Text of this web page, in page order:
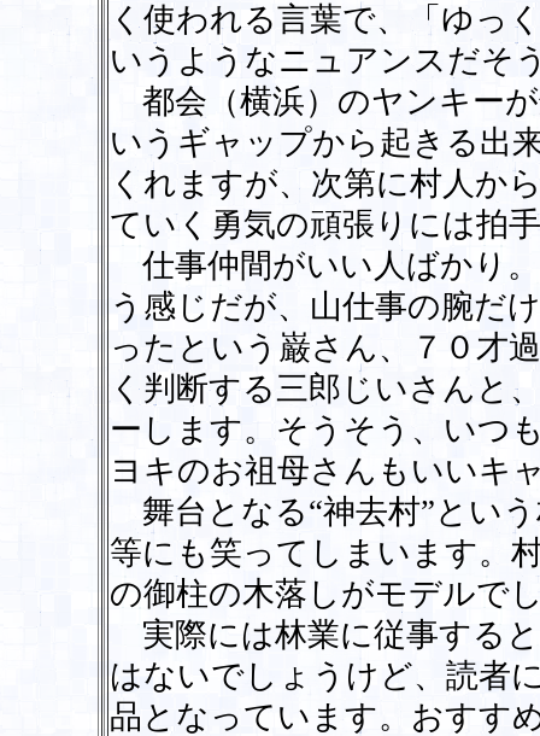
く使われる言葉で、「ゆっ
いうようなニュアンスだそ
都会（横浜）のヤンキー
いうギャップから起きる出
くれますが、次第に村人か
ていく勇気の頑張りには拍
仕事仲間がいい人ばかり
う感じだが、山仕事の腕だ
ったという巌さん、７０才
く判断する三郎じいさんと
ーします。そうそう、いつ
ヨキのお祖母さんもいいキ
舞台となる“神去村”とい
等にも笑ってしまいます。
の御柱の木落しがモデルで
実際には林業に従事する
はないでしょうけど、読者
品となっています。おす